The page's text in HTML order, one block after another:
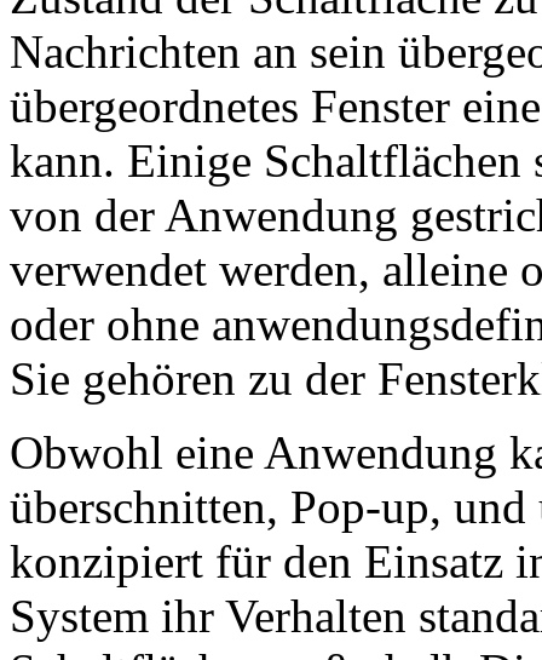
Nachrichten an sein
übergeordnetes Fenster
kann. Einige Schaltflächen
von der Anwendung
verwendet werden, alleine
oder ohne
Sie gehören zu der
Obwohl eine Anwendung
überschnitten, Pop-up, und
konzipiert für den Einsatz
System ihr Verhalten